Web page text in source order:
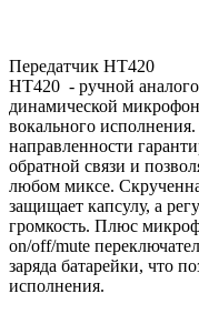
Передатчик HT420
HT420 - ручной
динамической
вокального
направленности
обратной связи и
любом миксе.
защищает капсулу, а
громкость. Плюс
on/off/mute
заряда батарейки, что
исполнения.